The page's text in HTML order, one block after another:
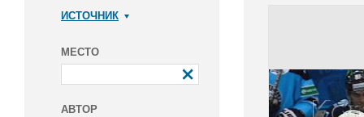
ИСТОЧНИК
МЕСТО
АВТОР